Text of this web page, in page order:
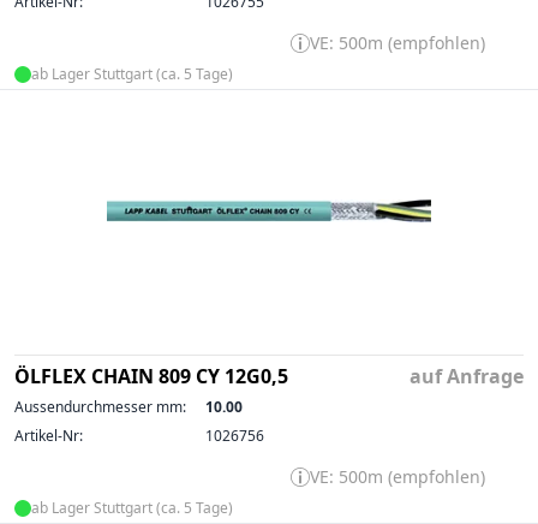
VE: 500m (empfohlen)
ab Lager Stuttgart (ca. 5 Tage)
ÖLFLEX CHAIN 809 CY 12G0,5 auf Anfrage
Aussendurchmesser mm:
10.00
Artikel-Nr:
1026756
VE: 500m (empfohlen)
ab Lager Stuttgart (ca. 5 Tage)